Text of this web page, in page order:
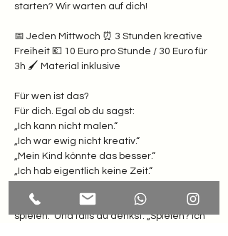
starten? Wir warten auf dich!
📅 Jeden Mittwoch ⏰ 3 Stunden kreative
Freiheit 💶 10 Euro pro Stunde / 30 Euro für
3h 🖌️ Material inklusive
Für wen ist das?
Für dich. Egal ob du sagst:
„Ich kann nicht malen.“
„Ich war ewig nicht kreativ.“
„Mein Kind könnte das besser.“
„Ich hab eigentlich keine Zeit.“
Weißt du was? Hier zählt nur eines: Lust zu
spielen.  Und falls du denkst: „Spielen? Ich